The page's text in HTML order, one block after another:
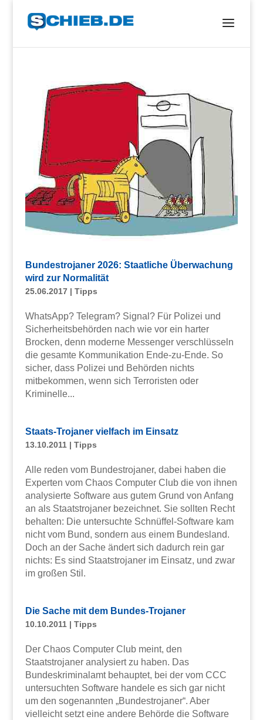
Bundestrojaner 2026: Staatliche Überwachung
wird zur Normalität
25.06.2017| Tipps
WhatsApp? Telegram? Signal? Für Polizei und
Sicherheitsbehörden nach wie vor ein harter
Brocken, denn moderne Messenger verschlüsseln
die gesamte Kommunikation Ende-zu-Ende. So
sicher, dass Polizei und Behörden nichts
mitbekommen, wenn sich Terroristen oder
Kriminelle...
Staats-Trojaner vielfach im Einsatz
13.10.2011| Tipps
Alle reden vom Bundestrojaner, dabei haben die
Experten vom Chaos Computer Club die von ihnen
analysierte Software aus gutem Grund von Anfang
an als Staatstrojaner bezeichnet. Sie sollten Recht
behalten: Die untersuchte Schnüffel-Software kam
nicht vom Bund, sondern aus einem Bundesland.
Doch an der Sache ändert sich dadurch rein gar
nichts: Es sind Staatstrojaner im Einsatz, und zwar
im großen Stil.
Die Sache mit dem Bundes-Trojaner
10.10.2011| Tipps
Der Chaos Computer Club meint, den
Staatstrojaner analysiert zu haben. Das
Bundeskriminalamt behauptet, bei der vom CCC
untersuchten Software handele es sich gar nicht
um den sogenannten „Bundestrojaner“. Aber
vielleicht setzt eine andere Behörde die Software